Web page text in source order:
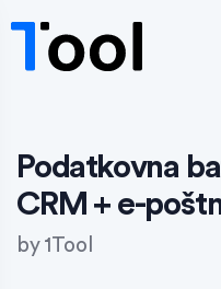
Podatkovna
CRM + e-
by1Tool